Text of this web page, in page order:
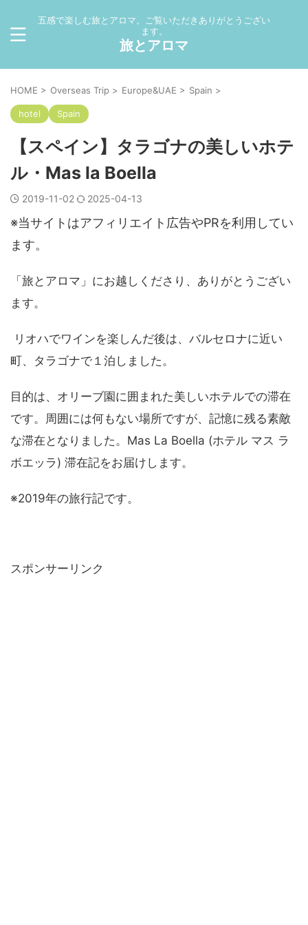
五感で楽しむ旅とアロマ。ご覧いただきありがとうござい
ます。
旅とアロマ
HOME > Overseas Trip > Europe&UAE > Spain >
hotel Spain
【スペイン】タラゴナの美しいホテ
ル・Mas la Boella
2019-11-02 2025-04-13
※当サイトはアフィリエイト広告やPRを利用してい
ます。
「旅とアロマ」にお越しくださり、ありがとうござい
ます。
リオハでワインを楽しんだ後は、バルセロナに近い
町、タラゴナで１泊しました。
目的は、オリーブ園に囲まれた美しいホテルでの滞在
です。周囲には何もない場所ですが、記憶に残る素敵
な滞在となりました。Mas La Boella (ホテル マス ラ
ボエッラ) 滞在記をお届けします。
※2019年の旅行記です。
スポンサーリンク